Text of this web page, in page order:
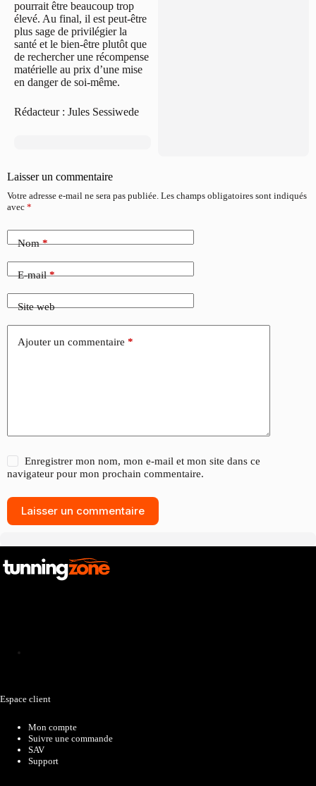
pourrait être beaucoup trop
élevé. Au final, il est peut-être
plus sage de privilégier la
santé et le bien-être plutôt que
de rechercher une récompense
matérielle au prix d’une mise
en danger de soi-même.
Rédacteur : Jules Sessiwede
Laisser un commentaire
Votre adresse e-mail ne sera pas publiée. Les champs obligatoires sont indiqués
avec *
Nom*
E-mail*
Site web
Ajouter un commentaire *
Enregistrer mon nom, mon e-mail et mon site dans ce
navigateur pour mon prochain commentaire.
Laisser un commentaire
Espace client
Mon compte
Suivre une commande
SAV
Support